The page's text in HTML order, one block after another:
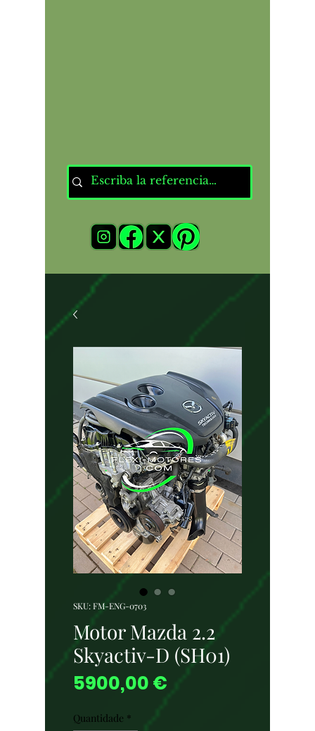
SKU: FM-ENG-0703
Motor Mazda 2.2
Skyactiv-D (SH01)
5900,00 € Preço
Quantidade *